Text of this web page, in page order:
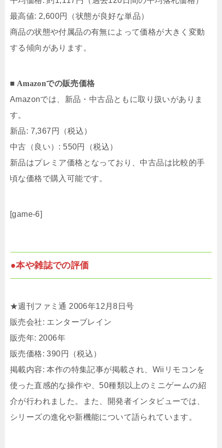
最高値: 2,600円（状態が良好な単品） ​
商品の状態や付属品の有無によって価格が大きく変動
する傾向があります。​
■ Amazonでの販売価格
Amazonでは、新品・中古品ともに取り扱いがありま
す。​
新品: 7,367円（税込）
中古（良い）: 550円（税込） ​
新品はプレミア価格となっており、中古品は比較的手
頃な価格で購入可能です。
[game-6]
●本や雑誌での評価
★週刊ファミ通 2006年12月8日号
販売会社: エンターブレイン
販売年: 2006年
販売価格: 390円（税込）
掲載内容: 本作の特集記事が掲載され、Wiiリモコンを
使った直感的な操作や、50種類以上のミニゲームの紹
介が行われました。​また、開発者インタビューでは、
シリーズの進化や新機能について語られています。​